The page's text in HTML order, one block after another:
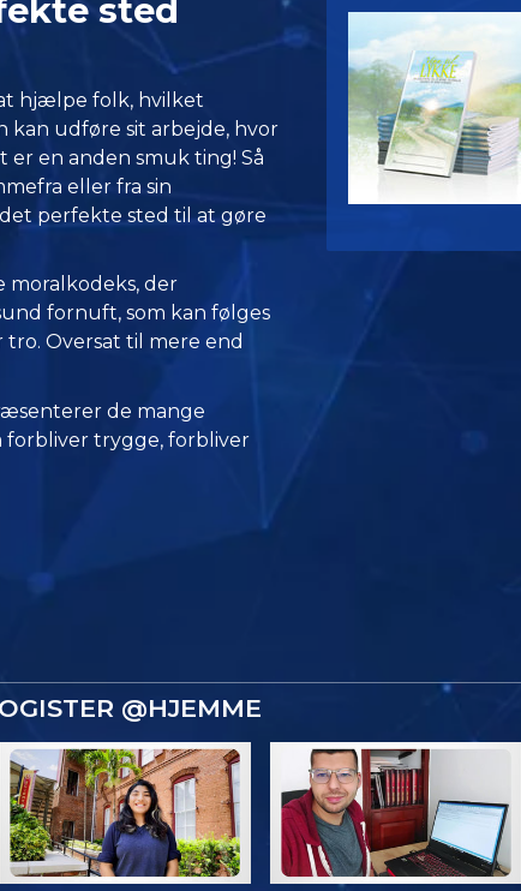
sted
hjælpe folk, hvilket
kan udføre sit arbejde, hvor
en anden smuk ting! Så
eller fra sin
perfekte sted til at gøre
moralkodeks, der
fornuft, som kan følges
tro. Oversat til mere end
de mange
forbliver trygge, forbliver
@HJEMME